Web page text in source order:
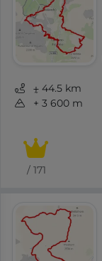
⨦ 44.5 km
+ 3 600 m
/ 171